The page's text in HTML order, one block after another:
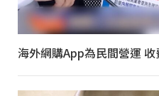
海外網購App為民間營運